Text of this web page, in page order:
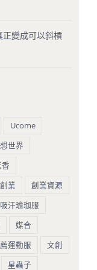
變成可以斜槓
Ucome
世界
創業
創業資源
吸汗瑜珈服
媒合
運動服
文創
星蟲子